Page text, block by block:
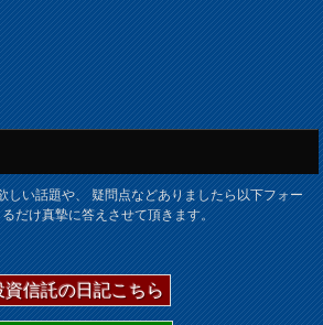
しい話題や、 疑問点などありましたら以下フォー
だけ真摯に答えさせて頂きます。
資信託の日記こちら